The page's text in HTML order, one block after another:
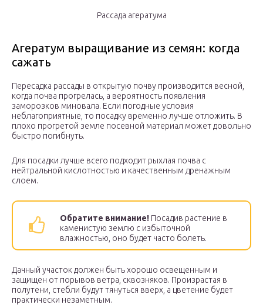
Рассада агератума
Агератум выращивание из семян: когда
сажать
Пересадка рассады в открытую почву производится весной,
когда почва прогрелась, а вероятность появления
заморозков миновала. Если погодные условия
неблагоприятные, то посадку временно лучше отложить. В
плохо прогретой земле посевной материал может довольно
быстро погибнуть.
Для посадки лучше всего подходит рыхлая почва с
нейтральной кислотностью и качественным дренажным
слоем.
Обратите внимание! Посадив растение в
каменистую землю с избыточной
влажностью, оно будет часто болеть.
Дачный участок должен быть хорошо освещенным и
защищен от порывов ветра, сквозняков. Произрастая в
полутени, стебли будут тянуться вверх, а цветение будет
практически незаметным.